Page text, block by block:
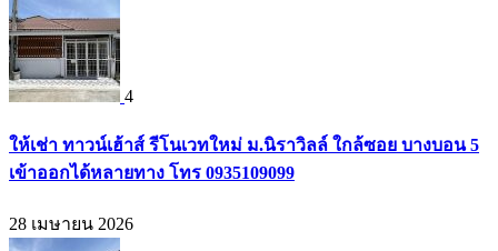
4
ให้เช่า ทาวน์เฮ้าส์ รีโนเวทใหม่ ม.นิราวิลล์ ใกล้ซอย บางบอน 5
เข้าออกได้หลายทาง โทร 0935109099
28 เมษายน 2026